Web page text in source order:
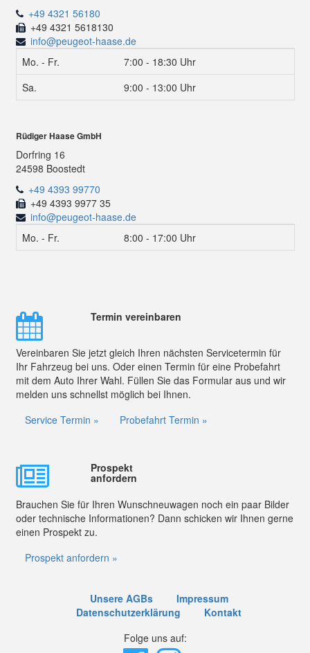
+49 4321 56180
+49 4321 5618130
info@peugeot-haase.de
Mo. - Fr.
7:00 - 18:30 Uhr
Sa.
9:00 - 13:00 Uhr
Rüdiger Haase GmbH
Dorfring 16
24598 Boostedt
+49 4393 99770
+49 4393 9977 35
info@peugeot-haase.de
Mo. - Fr.
8:00 - 17:00 Uhr
Termin vereinbaren
Vereinbaren Sie jetzt gleich Ihren nächsten Servicetermin für
Ihr Fahrzeug bei uns. Oder einen Termin für eine Probefahrt
mit dem Auto Ihrer Wahl. Füllen Sie das Formular aus und wir
melden uns schnellst möglich bei Ihnen.
Service Termin »
Probefahrt Termin »
Prospekt
anfordern
Brauchen Sie für Ihren Wunschneuwagen noch ein paar Bilder
oder technische Informationen? Dann schicken wir Ihnen gerne
einen Prospekt zu.
Prospekt anfordern »
Unsere AGBs
Impressum
Datenschutzerklärung
Kontakt
Folge uns auf: